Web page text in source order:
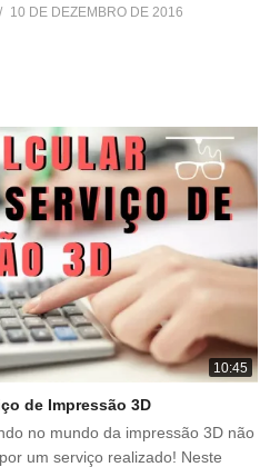
10 DE DEZEMBRO DE 2016
10:45
de Impressão 3D
no mundo da impressão 3D não
um serviço realizado! Neste